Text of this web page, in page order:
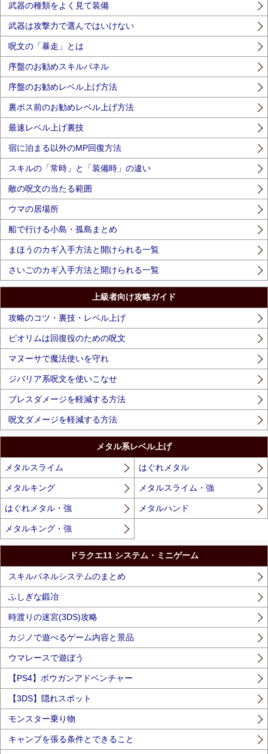
武器の種類をよく見て装備
武器は攻撃力で選んではいけない
呪文の「暴走」とは
序盤のお勧めスキルパネル
序盤のお勧めレベル上げ方法
裏ボス前のお勧めレベル上げ方法
最速レベル上げ裏技
宿に泊まる以外のMP回復方法
スキルの「常時」と「装備時」の違い
敵の呪文の当たる範囲
ウマの居場所
船で行ける小島・孤島まとめ
まほうのカギ入手方法と開けられる一覧
さいごのカギ入手方法と開けられる一覧
上級者向け攻略ガイド
攻略のコツ・裏技・レベル上げ
ピオリムは回復役のための呪文
マヌーサで魔法使いを守れ
ジバリア系呪文を使いこなせ
ブレスダメージを軽減する方法
呪文ダメージを軽減する方法
メタル系レベル上げ
メタルスライム はぐれメタル
メタルキング メタルスライム・強
はぐれメタル・強 メタルハンド
メタルキング・強
ドラクエ11 システム・ミニゲーム
スキルパネルシステムのまとめ
ふしぎな鍛冶
時渡りの迷宮(3DS)攻略
カジノで遊べるゲーム内容と景品
ウマレースで遊ぼう
【PS4】ボウガンアドベンチャー
【3DS】隠れスポット
モンスター乗り物
キャンプを張る条件とできること